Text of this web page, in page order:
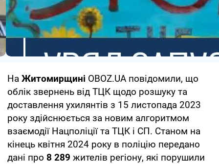
На Житомирщині OBOZ.UA повідомили, що
облік звернень від ТЦК щодо розшуку та
доставлення ухилянтів з 15 листопада 2023
року здійснюється за новим алгоритмом
взаємодії Нацполіції та ТЦК і СП. Станом на
кінець квітня 2024 року в поліцію передано
дані про 8 289 жителів регіону, які порушили